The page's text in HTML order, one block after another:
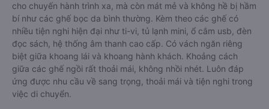
cho chuyến hành trình xa, mà còn mát mẻ và không hề bị hầm
bí như các ghế bọc da bình thường. Kèm theo các ghế có
nhiều tiện nghi hiện đại như ti-vi, tủ lạnh mini, ổ cắm usb, đèn
đọc sách, hệ thống âm thanh cao cấp. Có vách ngăn riêng
biệt giữa khoang lái và khoang hành khách. Khoảng cách
giữa các ghế ngồi rất thoải mái, không nhồi nhét. Luôn đáp
ứng được nhu cầu về sang trọng, thoải mái và tiện nghi trong
việc di chuyển.